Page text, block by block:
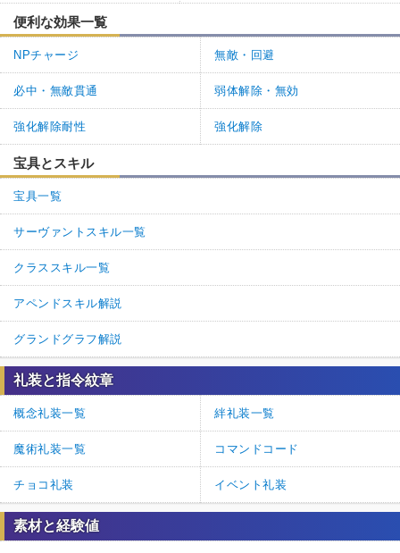
便利な効果一覧
NPチャージ 無敵・回避
必中・無敵貫通 弱体解除・無効
強化解除耐性 強化解除
宝具とスキル
宝具一覧
サーヴァントスキル一覧
クラススキル一覧
アペンドスキル解説
グランドグラフ解説
礼装と指令紋章
概念礼装一覧 絆礼装一覧
魔術礼装一覧 コマンドコード
チョコ礼装 イベント礼装
素材と経験値